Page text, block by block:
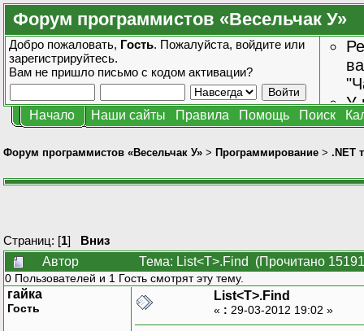
Форум программистов «Весельчак У»
Добро пожаловать, Гость. Пожалуйста, войдите или
зарегистрируйтесь.
Вам не пришло письмо с кодом активации?
У
Начало Наши сайты Правила Помощь Поиск
Форум программистов «Весельчак У» > Программирование > .NET
Страниц: [1] Вниз
Автор
Тема: List<T>.Find (Прочитано
0 Пользователей и 1 Гость смотрят эту тему.
гайка
Гость
List<T>.Find
« : 29-03-2012 19:02 »